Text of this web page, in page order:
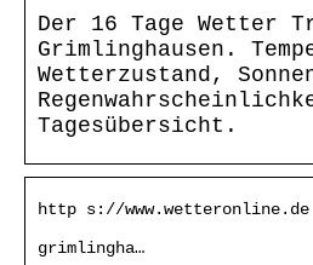
Der 16 Tage Wetter
Grimlinghausen.
Wetterzustand,
Tagesübersicht.
http s://
grimlingha…